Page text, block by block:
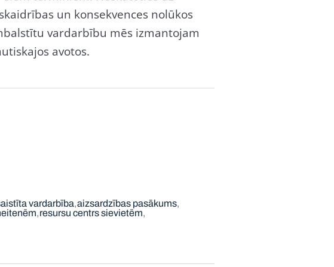
un konsekvences nolūkos
vardarbību mēs izmantojam
avotos.
vardarbība aizsardzības pasākums
resursu centrs sievietēm